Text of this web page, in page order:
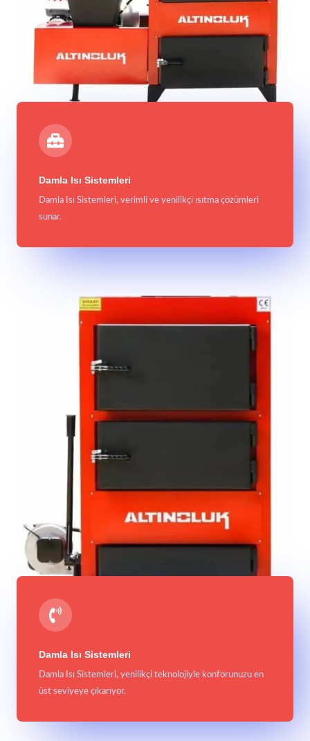
Damla Isı Sistemleri
Damla Isı Sistemleri, verimli ve yenilikçi ısıtma çözümleri
sunar.
Damla Isı Sistemleri
Damla Isı Sistemleri, yenilikçi teknolojiyle konforunuzu en
üst seviyeye çıkarıyor.